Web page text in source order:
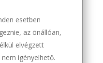
esetben
az önállóan,
elvégzett
igényelhető.